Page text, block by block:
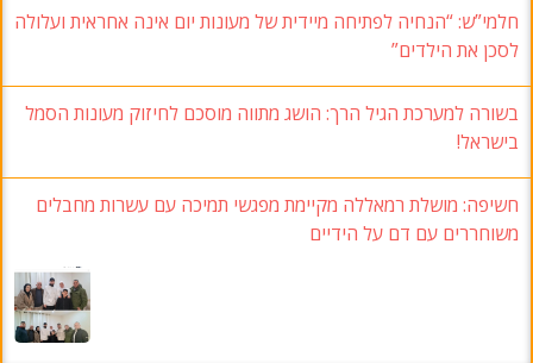
חלמי”ש: “הנחיה לפתיחה מיידית של מעונות יום אינה אחראית ועלולה
לסכן את הילדים”
בשורה למערכת הגיל הרך: הושג מתווה מוסכם לחיזוק מעונות הסמל
בישראל!
חשיפה: מושלת רמאללה מקיימת מפגשי תמיכה עם עשרות מחבלים
משוחררים עם דם על הידיים